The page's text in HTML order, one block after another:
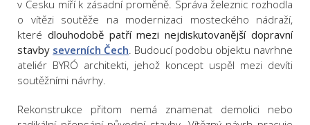
v Česku míří k zásadní proměně. Správa železnic rozhodla
o vítězi soutěže na modernizaci mosteckého nádraží,
které dlouhodobě patří mezi nejdiskutovanější dopravní
stavby severních Čech. Budoucí podobu objektu navrhne
ateliér BYRÓ architekti, jehož koncept uspěl mezi devíti
soutěžními návrhy.
Rekonstrukce přitom nemá znamenat demolici nebo